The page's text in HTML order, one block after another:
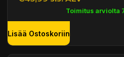
Toimitus arviolta
Lisää Ostoskoriin